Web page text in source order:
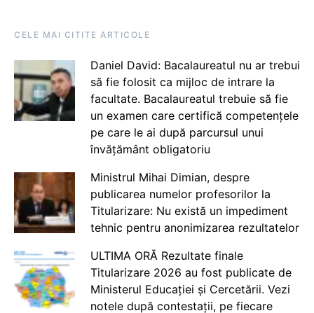
CELE MAI CITITE ARTICOLE
Daniel David: Bacalaureatul nu ar trebui
să fie folosit ca mijloc de intrare la
facultate. Bacalaureatul trebuie să fie
un examen care certifică competențele
pe care le ai după parcursul unui
învățământ obligatoriu
Ministrul Mihai Dimian, despre
publicarea numelor profesorilor la
Titularizare: Nu există un impediment
tehnic pentru anonimizarea rezultatelor
ULTIMA ORĂ Rezultate finale
Titularizare 2026 au fost publicate de
Ministerul Educației și Cercetării. Vezi
notele după contestații, pe fiecare